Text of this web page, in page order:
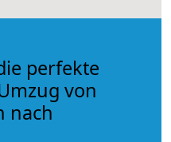
perfekte
von
nach